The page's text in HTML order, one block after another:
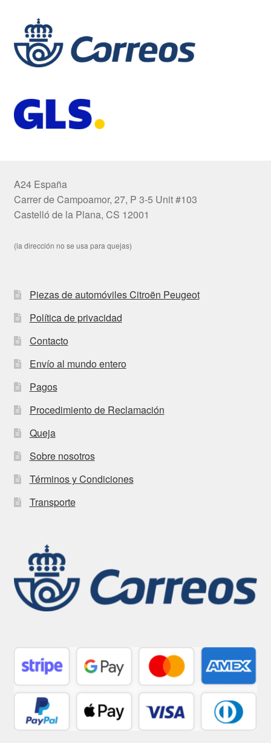
A24 España
Carrer de Campoamor, 27, P 3-5 Unit #103
Castelló de la Plana, CS 12001
(la dirección no se usa para quejas)
Piezas de automóviles Citroën Peugeot
Política de privacidad
Contacto
Envío al mundo entero
Pagos
Procedimiento de Reclamación
Queja
Sobre nosotros
Términos y Condiciones
Transporte